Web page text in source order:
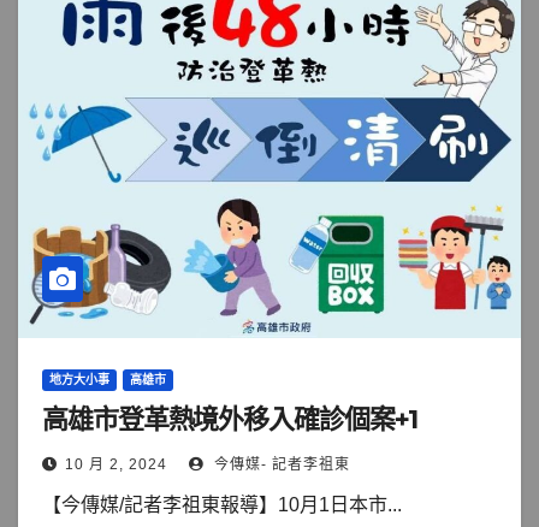
地方大小事 高雄市
高雄市登革熱境外移入確診個案+1
10 月 2, 2024 今傳媒- 記者李祖東
【今傳媒/記者李祖東報導】10月1日本市...